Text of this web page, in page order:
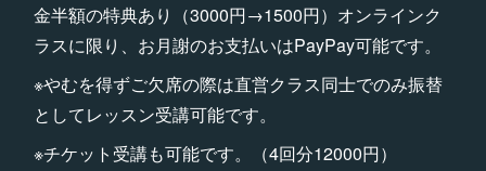
金半額の特典あり（3000円→1500円）オンラインク
ラスに限り、お月謝のお支払いはPayPay可能です。
※やむを得ずご欠席の際は直営クラス同士でのみ振替
としてレッスン受講可能です。
※チケット受講も可能です。（4回分12000円）